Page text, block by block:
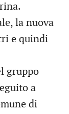
la nuova
e quindi
gruppo
a
di